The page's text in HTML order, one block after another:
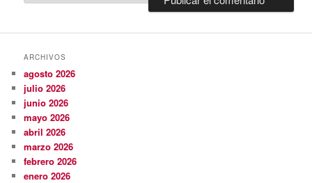
ARCHIVOS
agosto 2026
julio 2026
junio 2026
mayo 2026
abril 2026
marzo 2026
febrero 2026
enero 2026